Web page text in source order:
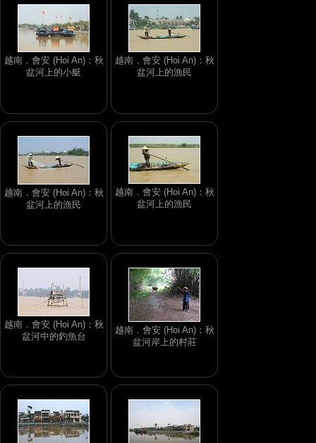
越南．會安 (Hoi An)：秋
盆河上的小艇
越南．會安 (Hoi An)：秋
盆河上的漁民
越南．會安 (Hoi An)：秋
盆河上的漁民
越南．會安 (Hoi An)：秋
盆河上的漁民
越南．會安 (Hoi An)：秋
盆河中的釣魚台
越南．會安 (Hoi An)：秋
盆河岸上的村莊